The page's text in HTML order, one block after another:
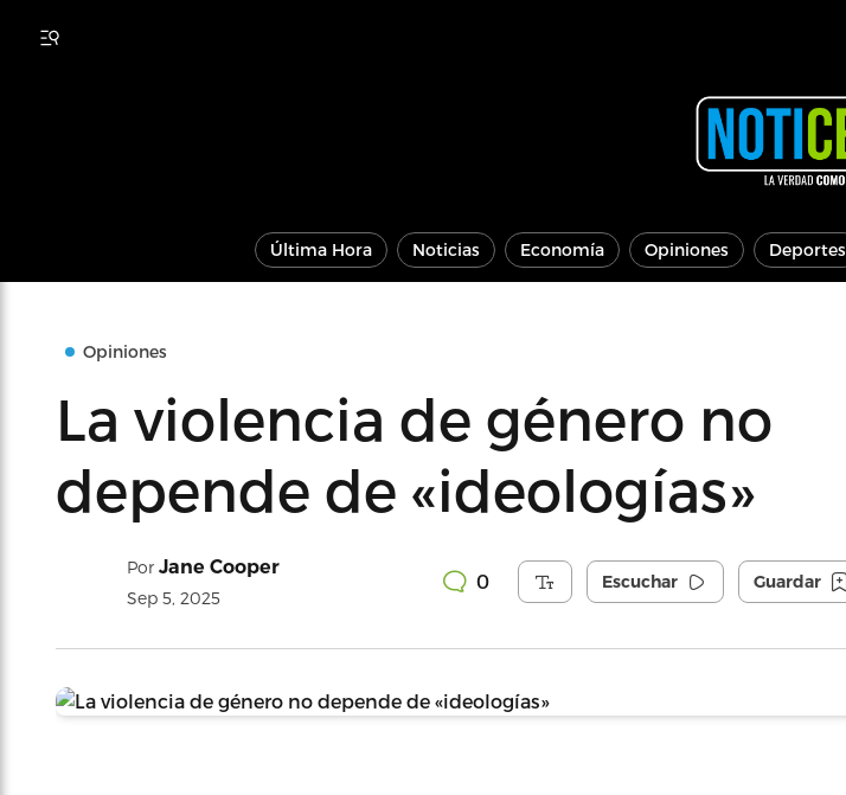
Última Hora Noticias Economía Opiniones Deportes
Opiniones
La violencia de género no
depende de «ideologías»
Por Jane Cooper
Sep 5, 2025
0 Escuchar Guardar